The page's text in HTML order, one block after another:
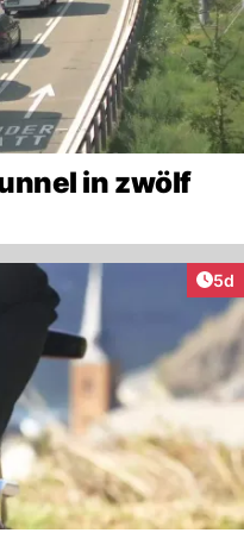
in zwölf
5d